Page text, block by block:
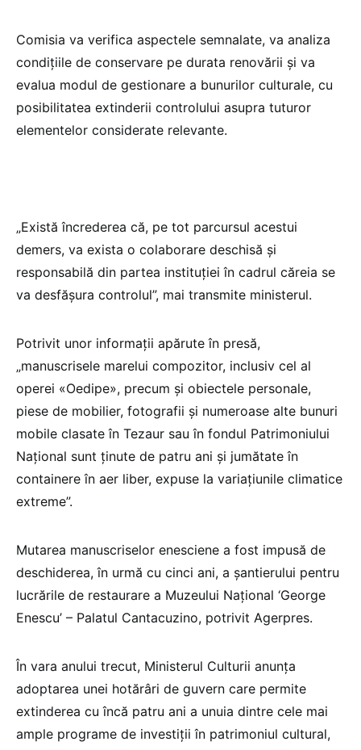
Comisia va verifica aspectele semnalate, va analiza
condițiile de conservare pe durata renovării și va
evalua modul de gestionare a bunurilor culturale, cu
posibilitatea extinderii controlului asupra tuturor
elementelor considerate relevante.
„Există încrederea că, pe tot parcursul acestui
demers, va exista o colaborare deschisă și
responsabilă din partea instituției în cadrul căreia se
va desfășura controlul”, mai transmite ministerul.
Potrivit unor informații apărute în presă,
„manuscrisele marelui compozitor, inclusiv cel al
operei «Oedipe», precum și obiectele personale,
piese de mobilier, fotografii și numeroase alte bunuri
mobile clasate în Tezaur sau în fondul Patrimoniului
Național sunt ținute de patru ani și jumătate în
containere în aer liber, expuse la variațiunile climatice
extreme”.
Mutarea manuscriselor enesciene a fost impusă de
deschiderea, în urmă cu cinci ani, a șantierului pentru
lucrările de restaurare a Muzeului Național ‘George
Enescu’ – Palatul Cantacuzino, potrivit Agerpres.
În vara anului trecut, Ministerul Culturii anunța
adoptarea unei hotărâri de guvern care permite
extinderea cu încă patru ani a unuia dintre cele mai
ample programe de investiții în patrimoniul cultural,